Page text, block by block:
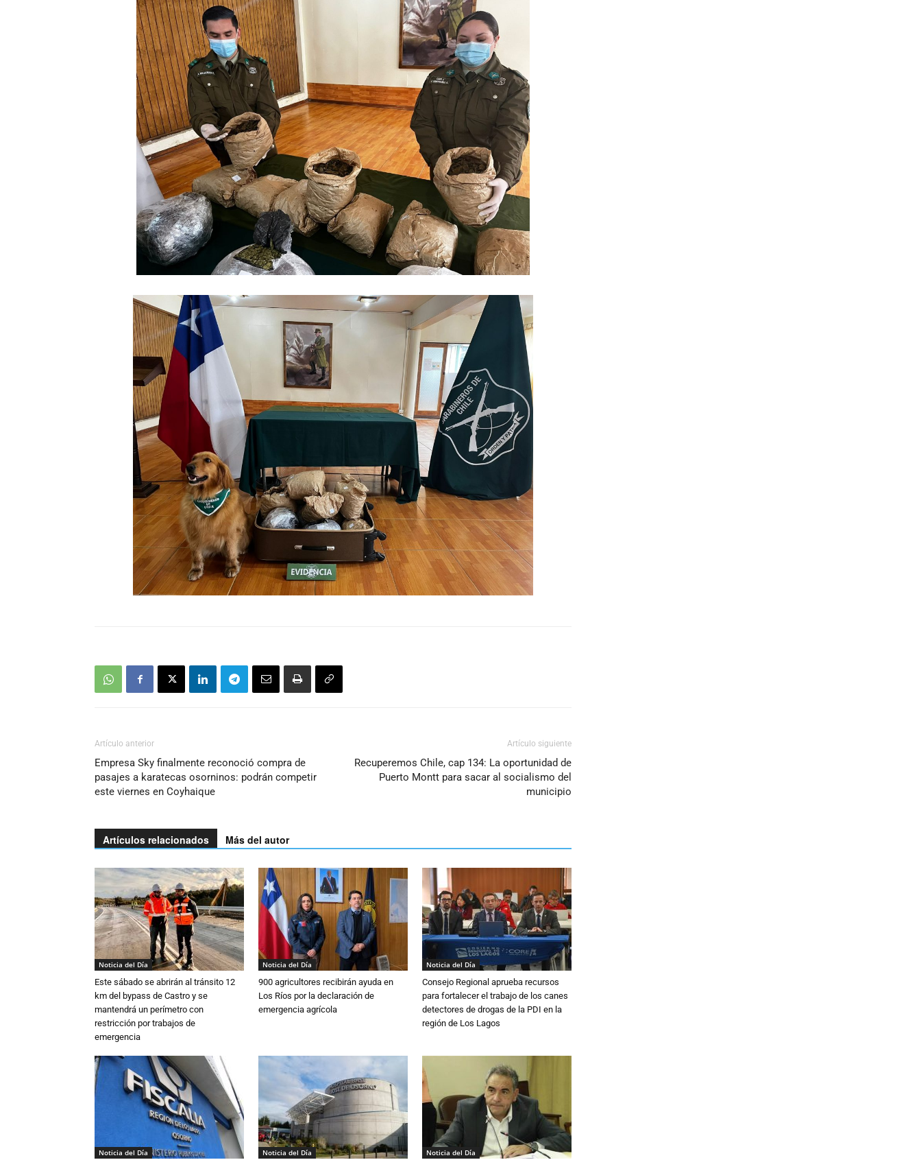
Artículo anterior
Empresa Sky finalmente reconoció compra de
pasajes a karatecas osorninos: podrán competir
este viernes en Coyhaique
Artículo siguiente
Recuperemos Chile, cap 134: La oportunidad de
Puerto Montt para sacar al socialismo del
municipio
Artículos relacionados Más del autor
Noticia del Día
Este sábado se abrirán al tránsito 12
km del bypass de Castro y se
mantendrá un perímetro con
restricción por trabajos de
emergencia
Noticia del Día
900 agricultores recibirán ayuda en
Los Ríos por la declaración de
emergencia agrícola
Noticia del Día
Consejo Regional aprueba recursos
para fortalecer el trabajo de los canes
detectores de drogas de la PDI en la
región de Los Lagos
Noticia del Día Noticia del Día Noticia del Día